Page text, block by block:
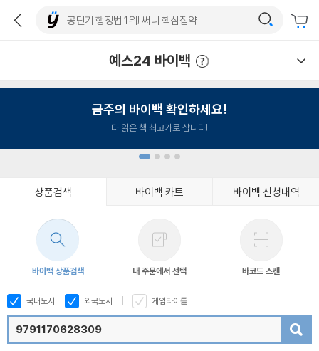
예스24 바이백
금주의 바이백 확인하세요!
다 읽은 책 최고가로 삽니다!
상품검색 바이백 카트 바이백 신청내역
바이백 상품검색 내 주문에서 선택 바코드 스캔
국내도서 외국도서 게임타이틀